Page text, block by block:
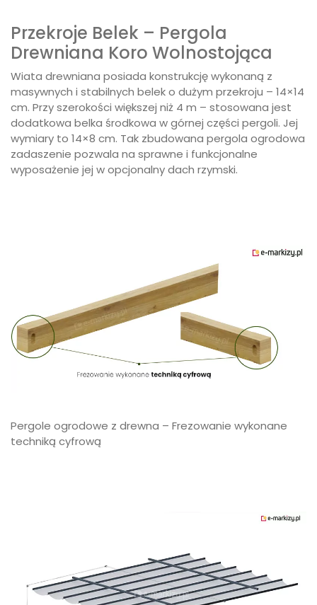
Przekroje Belek – Pergola
Drewniana Koro Wolnostojąca
Wiata drewniana posiada konstrukcję wykonaną z
masywnych i stabilnych belek o dużym przekroju – 14×14
cm. Przy szerokości większej niż 4 m – stosowana jest
dodatkowa belka środkowa w górnej części pergoli. Jej
wymiary to 14×8 cm. Tak zbudowana pergola ogrodowa
zadaszenie pozwala na sprawne i funkcjonalne
wyposażenie jej w opcjonalny dach rzymski.
Pergole ogrodowe z drewna – Frezowanie wykonane
techniką cyfrową